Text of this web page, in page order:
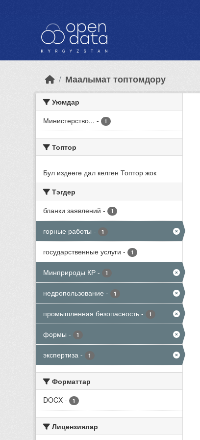
Маалымат топтомдору
Уюмдар
Министерство... - 1
Топтор
Бул издөөгө дал келген Топтор жок
Тэгдер
бланки заявлений - 1
горные работы - 1
государственные услуги - 1
Минприроды КР - 1
недропользование - 1
промышленная безопасность - 1
формы - 1
экспертиза - 1
Форматтар
DOCX - 1
Лицензиялар